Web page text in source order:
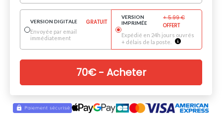
VERSION DIGITALE GRATUIT
Envoyée par email
immédiatement
VERSION
IMPRIMÉE
+5.99 €
OFFERT
Expédié en 24h jours ouvrés
+ délais de la poste.
70€- Acheter